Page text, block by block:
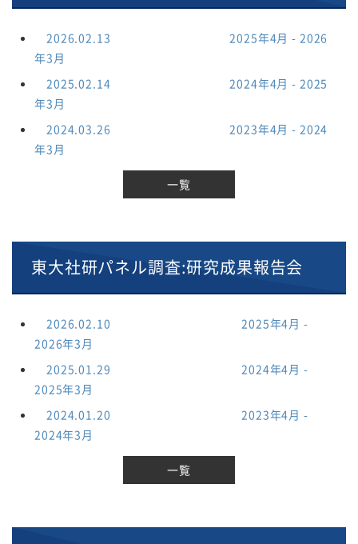
2026.02.13
2025年4月 - 2026
年3月
2025.02.14
2024年4月 - 2025
年3月
2024.03.26
2023年4月 - 2024
年3月
一覧
東大社研パネル調査:研究成果報告会
2026.02.10
2025年4月 -
2026年3月
2025.01.29
2024年4月 -
2025年3月
2024.01.20
2023年4月 -
2024年3月
一覧